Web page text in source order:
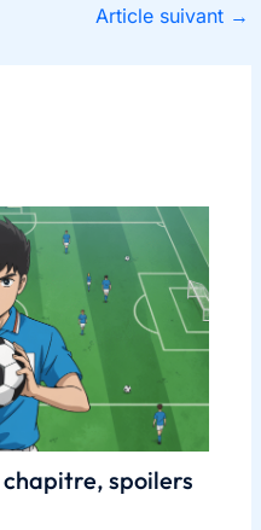
Article suivant →
spoilers